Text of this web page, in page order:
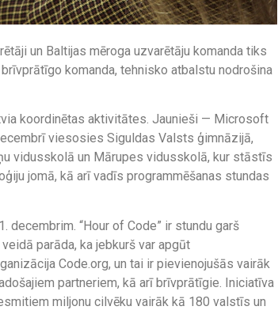
un Baltijas mēroga uzvarētāju komanda tiks
komanda, tehnisko atbalstu nodrošina
koordinētas aktivitātes. Jaunieši — Microsoft
viesosies Siguldas Valsts ģimnāzijā,
vidusskolā un Mārupes vidusskolā, kur stāstīs
jomā, kā arī vadīs programmēšanas stundas
decembrim. “Hour of Code” ir stundu garš
parāda, ka jebkurš var apgūt
Code.org, un tai ir pievienojušās vairāk
partneriem, kā arī brīvprātīgie. Iniciatīva
miljonu cilvēku vairāk kā 180 valstīs un